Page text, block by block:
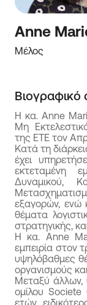
Anne
Μέλος
Βιογραφικό
Η κα. Anne
Μη
της ΕΤΕ τον
Κατά τη
έχει
εκτεταμένη
Δυναμικού,
εξαγορών, ενώ
θέματα
στρατηγικής,
Η κα. Anne
εμπειρία στον
υψηλόβαθμες
οργανισμούς
Μεταξύ άλλων,
ομίλου
ετών,